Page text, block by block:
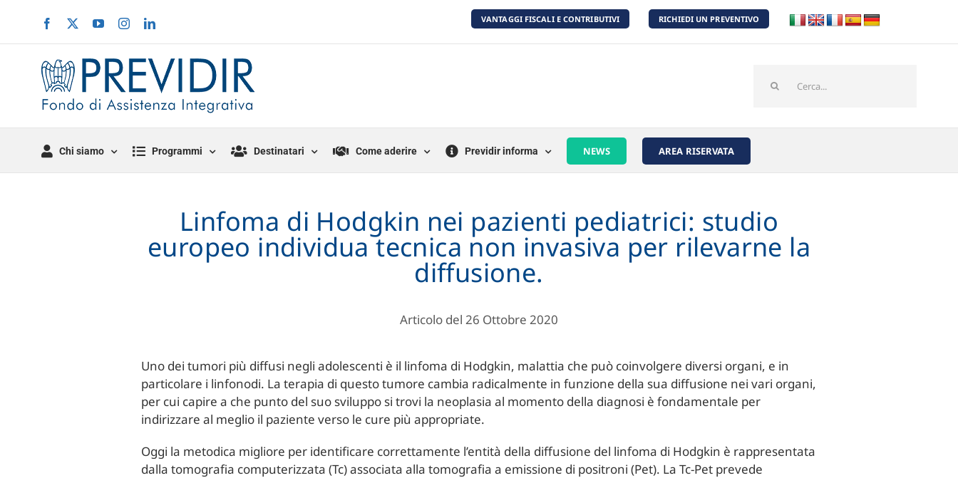
contenuto
Facebook
X YouTubeInstagramLinkedIn VANTAGGI FISCALI E CONTRIBUTIVI RICHIEDI UN PREVENTIVO
per:
Chi siamo Programmi Destinatari Come aderire Previdir informa NEWS AREA RISERVATA
Linfoma di Hodgkin nei pazienti pediatrici: studio
europeo individua tecnica non invasiva per rilevarne la
diffusione.
Articolo del 26 Ottobre 2020
Uno dei tumori più diffusi negli adolescenti è il linfoma di Hodgkin, malattia che può coinvolgere diversi organi, e in
particolare i linfonodi. La terapia di questo tumore cambia radicalmente in funzione della sua diffusione nei vari organi,
per cui capire a che punto del suo sviluppo si trovi la neoplasia al momento della diagnosi è fondamentale per
indirizzare al meglio il paziente verso le cure più appropriate.
Oggi la metodica migliore per identificare correttamente l’entità della diffusione del linfoma di Hodgkin è rappresentata
dalla tomografia computerizzata (Tc) associata alla tomografia a emissione di positroni (Pet). La Tc-Pet prevede